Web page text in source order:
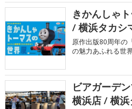
きかんしゃ
/ 横浜タカシ
原作出版80周年の
の魅力あふれる世
ビアガーデ
横浜店 / 横